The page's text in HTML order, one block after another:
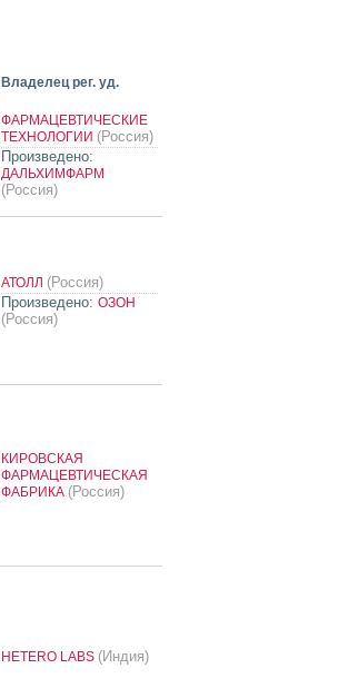
Владелец рег. уд.
ФАРМАЦЕВТИЧЕСКИЕ
ТЕХНОЛОГИИ (Россия)
Произведено:
ДАЛЬХИМФАРМ
(Россия)
АТОЛЛ (Россия)
Произведено: ОЗОН
(Россия)
КИРОВСКАЯ
ФАРМАЦЕВТИЧЕСКАЯ
ФАБРИКА (Россия)
HETERO LABS (Индия)